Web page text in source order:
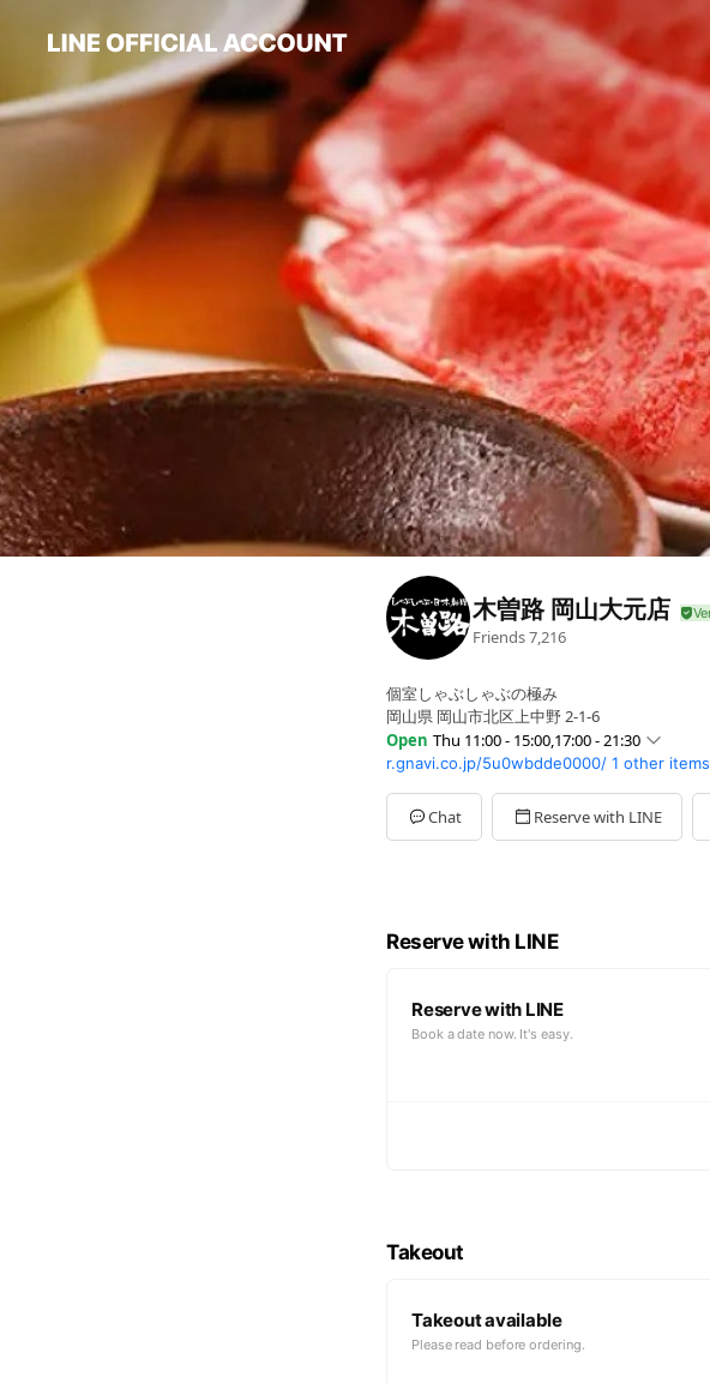
木曽路 岡山大元店
Friends7,216
個室しゃぶしゃぶの極み
岡山県 岡山市北区上中野 2-1-6
Open Thu 11:00 - 15:00,17:00 - 21:30
Mon11:00 - 15:00,17:00 - 21:30
Tue11:00 - 15:00,17:00 - 21:30
Wed11:00 - 15:00,17:00 - 21:30
Thu11:00 - 15:00,17:00 - 21:30
r.gnavi.co.jp/5u0wbdde0000/ 1 other items
Chat Reserve with LINE
Reserve with LINE
Reserve with LINE
Book a date now. It's easy.
Takeout
Takeout available
Please read before ordering.